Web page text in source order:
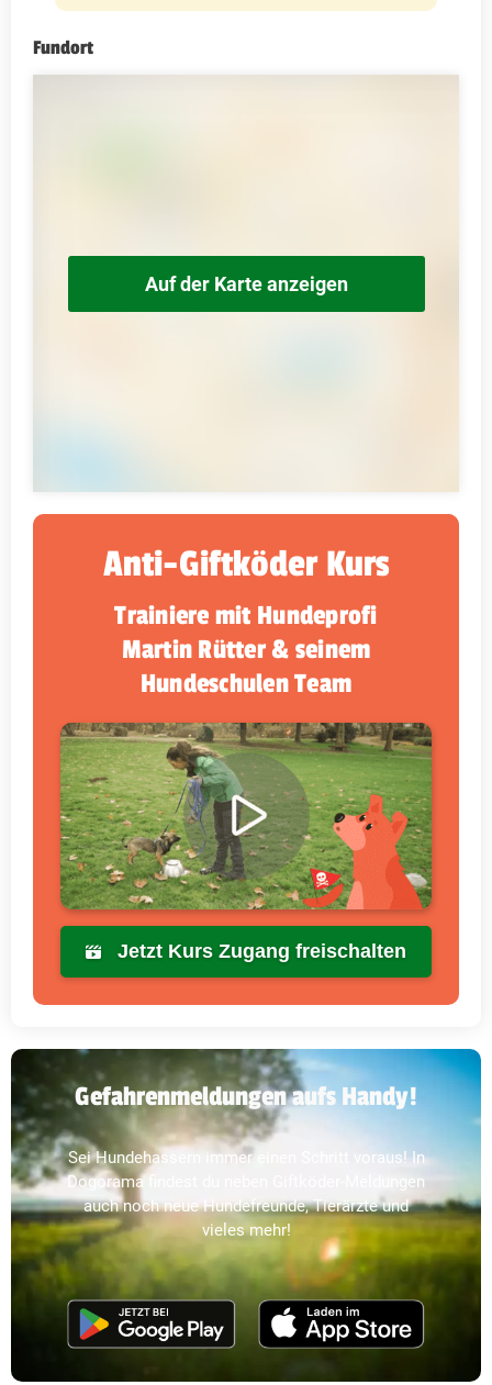
Fundort
Auf der Karte anzeigen
Anti-Giftköder Kurs
Trainiere mit Hundeprofi
Martin Rütter & seinem
Hundeschulen Team
Jetzt Kurs Zugang freischalten
Gefahrenmeldungen aufs Handy!
Sei Hundehassern immer einen Schritt voraus! In
Dogorama findest du neben Giftköder-Meldungen
auch noch neue Hundefreunde, Tierärzte und
vieles mehr!